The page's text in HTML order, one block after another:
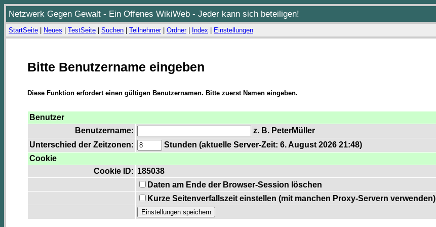
Netzwerk Gegen Gewalt - Ein Offenes WikiWeb - Jeder kann sich beteiligen!
StartSeite Neues TestSeite Suchen Teilnehmer| Ordner| Index Einstellungen
Bitte Benutzername eingeben
Diese Funktion erfordert einen gültigen Benutzernamen. Bitte zuerst Namen eingeben.
Benutzer
Benutzername:
z. B. PeterMüller
Unterschied der Zeitzonen:
Stunden (aktuelle Server-Zeit: 6. August 2026 21:48)
Cookie
Cookie ID: 185038
Daten am Ende der Browser-Session löschen
Kurze Seitenverfallszeit einstellen (mit manchen Proxy-Servern verwenden)